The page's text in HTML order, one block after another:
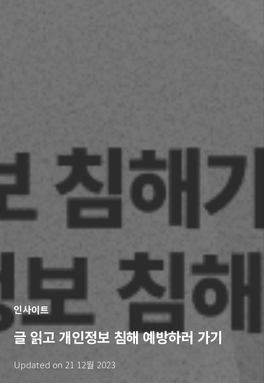
인사이트
글 읽고 개인정보 침해 예방하러 가기
Updated on 21 12월 2023